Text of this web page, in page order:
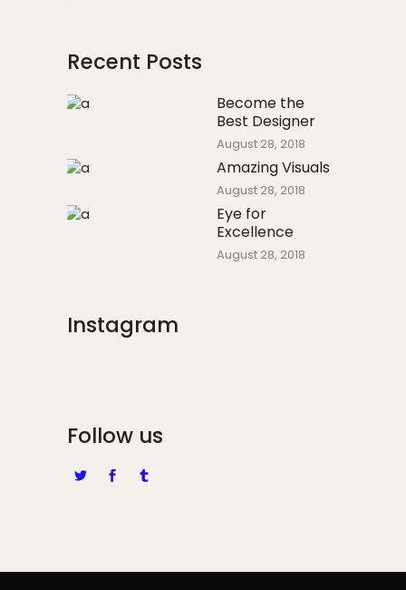
Recent Posts
Become the
Best Designer
August 28, 2018
Amazing Visuals
August 28, 2018
Eye for
Excellence
August 28, 2018
Instagram
Follow us